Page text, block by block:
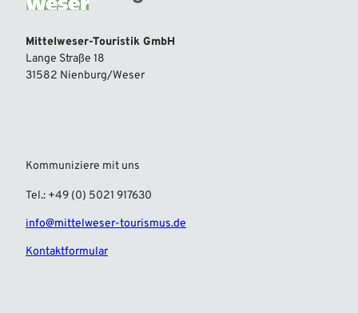
Mittelweser-Touristik GmbH
Lange Straße 18
31582 Nienburg/Weser
Kommuniziere mit uns
Tel.: +49 (0) 5021 917630
info@mittelweser-tourismus.de
Kontaktformular